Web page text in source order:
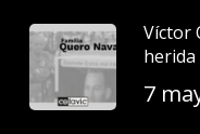
Víctor
7